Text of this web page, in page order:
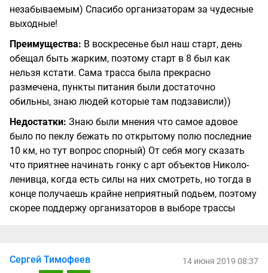
незабываемым) Спасибо организаторам за чудесные
выходные!
Преимущества: В воскресенье был наш старт, день
обещал быть жарким, поэтому старт в 8 был как
нельзя кстати. Сама трасса была прекрасно
размечена, пункты питания были достаточно
обильны, знаю людей которые там подзависли))
Недостатки: Знаю были мнения что самое адовое
было по пеклу бежать по открытому полю последние
10 км, но тут вопрос спорный) От себя могу сказать
что приятнее начинать гонку с арт объектов Николо-
ленивца, когда есть силы на них смотреть, но тогда в
конце получаешь крайне неприятный подьем, поэтому
скорее поддержу организаторов в выборе трассы
Сергей Тимофеев 14 июня 2019 08:37